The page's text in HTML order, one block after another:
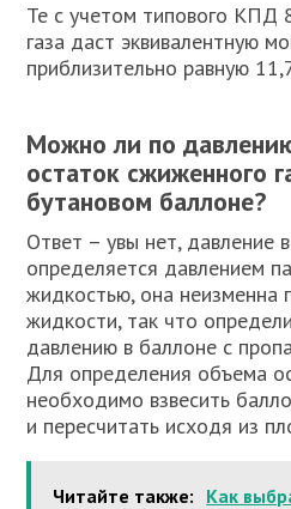
Те с учетом типового КПД
газа даст эквивалентную
приблизительно равную
Можно ли по
остаток сжиженного
бутановом баллоне?
Ответ – увы нет, давление
определяется давлением
жидкостью, она
жидкости, так что
давлению в баллоне с
Для определения объема
необходимо взвесить
и пересчитать исходя из
Читайте также: Как